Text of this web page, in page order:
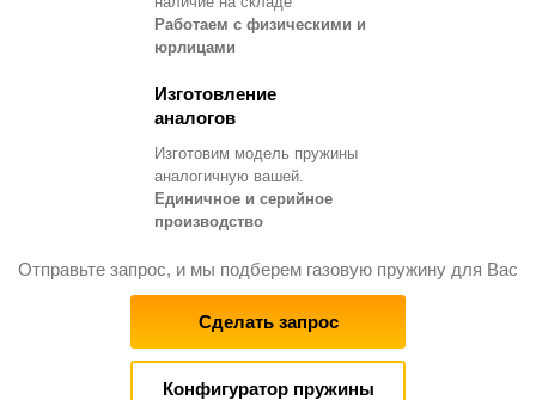
Работаем с физическими и
юрлицами
Изготовление
аналогов
Изготовим модель пружины
аналогичную вашей.
Единичное и серийное
производство
Отправьте запрос, и мы подберем газовую пружину для Вас
Сделать запрос
Конфигуратор пружины